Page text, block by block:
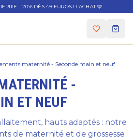
- 20% DÈS 49 EUROS D'ACHAT 🩵
maternité - Seconde main et neuf
-
ET NEUF
hauts adaptés : notre
de maternité et de grossesse